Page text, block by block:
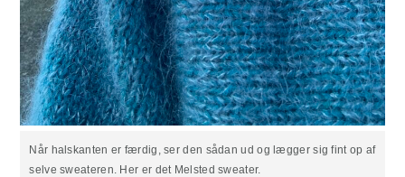
Når halskanten er færdig, ser den sådan ud og lægger sig fint op af
selve sweateren. Her er det Melsted sweater.